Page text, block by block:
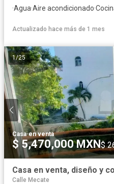
·Agua·Aire acondicionado·
Actualizado hace más de 1 mes
1/25
Casa·en venta
$ 5,470,000 MXN$
Calle Mecate